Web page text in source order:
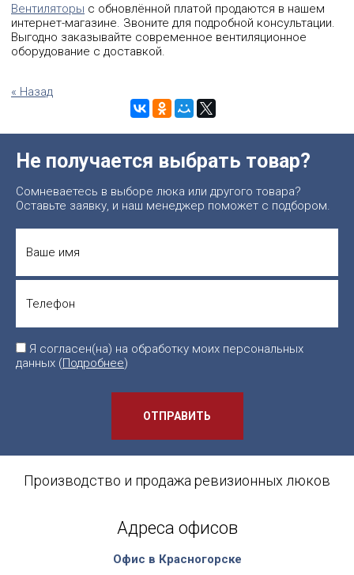
Вентиляторы с обновлённой платой продаются в нашем
интернет-магазине. Звоните для подробной консультации.
Выгодно заказывайте современное вентиляционное
оборудование с доставкой.
« Назад
Не получается выбрать товар?
Сомневаетесь в выборе люка или другого товара?
Оставьте заявку, и наш менеджер поможет с подбором.
Я согласен(на) на обработку моих персональных
данных (Подробнее)
ОТПРАВИТЬ
Производство и продажа ревизионных люков
Адреса офисов
Офис в Красногорске